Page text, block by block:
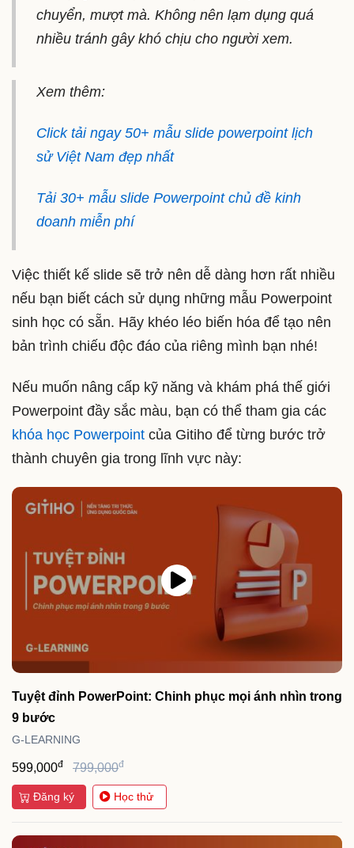
chuyển, mượt mà. Không nên lạm dụng quá
nhiều tránh gây khó chịu cho người xem.
Xem thêm:
Click tải ngay 50+ mẫu slide powerpoint lịch
sử Việt Nam đẹp nhất
Tải 30+ mẫu slide Powerpoint chủ đề kinh
doanh miễn phí
Việc thiết kế slide sẽ trở nên dễ dàng hơn rất nhiều
nếu bạn biết cách sử dụng những mẫu Powerpoint
sinh học có sẵn. Hãy khéo léo biến hóa để tạo nên
bản trình chiếu độc đáo của riêng mình bạn nhé!
Nếu muốn nâng cấp kỹ năng và khám phá thế giới
Powerpoint đầy sắc màu, bạn có thể tham gia các
khóa học Powerpoint của Gitiho để từng bước trở
thành chuyên gia trong lĩnh vực này:
Tuyệt đỉnh PowerPoint: Chinh phục mọi ánh nhìn trong
9 bước
G-LEARNING
599,000đ 799,000đ
Đăng ký Học thử